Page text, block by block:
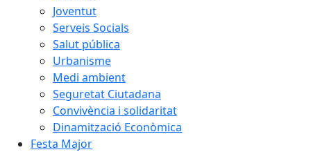
Joventut
Serveis Socials
Salut pública
Urbanisme
Medi ambient
Seguretat Ciutadana
Convivència i solidaritat
Dinamització Econòmica
Festa Major